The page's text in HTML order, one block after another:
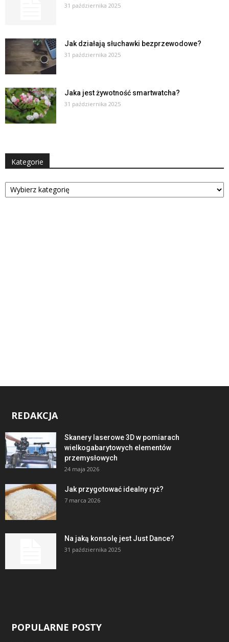
31 października 2025
Jak działają słuchawki bezprzewodowe?
31 października 2025
Jaka jest żywotność smartwatcha?
31 października 2025
Kategorie
Kategorie
REDAKCJA
Skanery laserowe 3D w pomiarach
wielkogabarytowych elementów
przemysłowych
24 maja 2026
Jak przygotować idealny ryż?
7 marca 2026
Na jaką konsolę jest Just Dance?
31 października 2025
POPULARNE POSTY